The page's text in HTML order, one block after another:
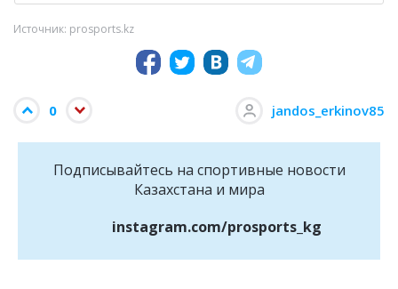
Источник: prosports.kz
0 jandos_erkinov85
Подписывайтесь на cпортивные новости
Казахстана и мира
instagram.com/prosports_kg